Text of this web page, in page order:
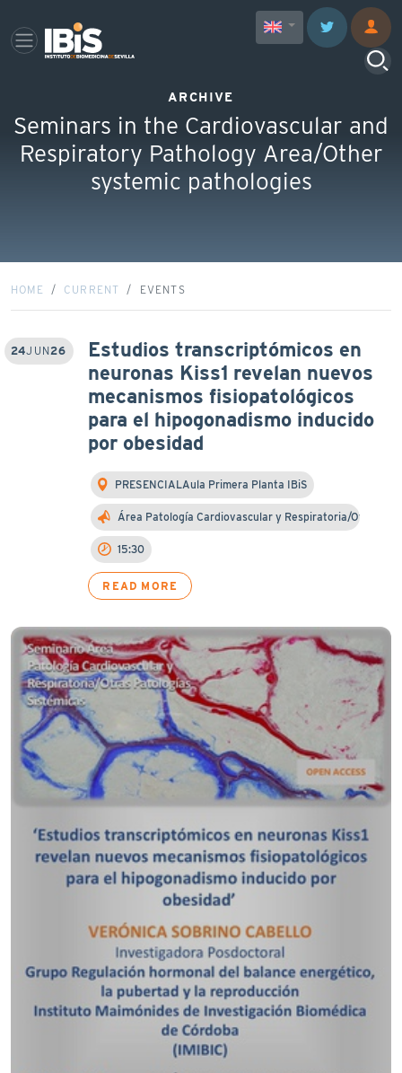
ARCHIVE
Seminars in the Cardiovascular and
Respiratory Pathology Area/Other
systemic pathologies
HOME CURRENT EVENTS
24JUN26
Estudios transcriptómicos en
neuronas Kiss1 revelan nuevos
mecanismos fisiopatológicos
para el hipogonadismo inducido
por obesidad
PRESENCIALAula Primera Planta IBiS
Área Patología Cardiovascular y Respiratoria/Otra…
15:30
READ MORE